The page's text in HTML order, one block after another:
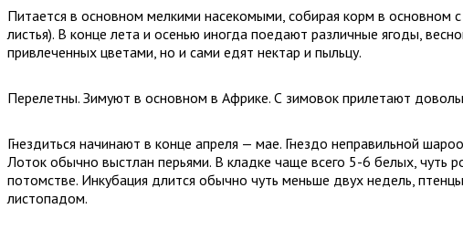
Питается в основном мелкими насекомыми, собирая корм в основном
листья). В конце лета и осенью иногда поедают различные ягоды,
привлеченных цветами, но и сами едят нектар и пыльцу.
Перелетны. Зимуют в основном в Африке. С зимовок прилетают
Гнездиться начинают в конце апреля — мае. Гнездо неправильной
Лоток обычно выстлан перьями. В кладке чаще всего 5-6 белых, чуть
потомстве. Инкубация длится обычно чуть меньше двух недель,
листопадом.